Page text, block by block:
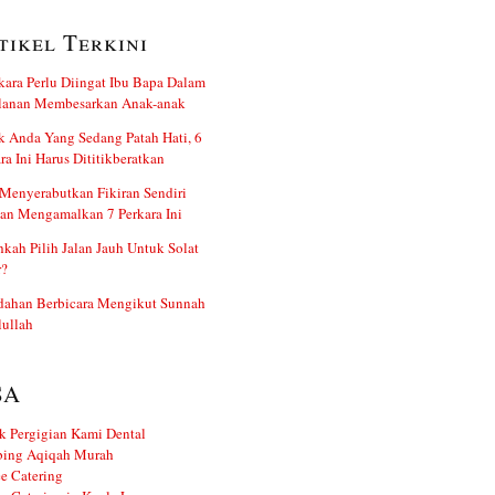
Terkini
Perlu Diingat Ibu Bapa Dalam
Membesarkan Anak-anak
Anda Yang Sedang Patah Hati, 6
Ini Harus Dititikberatkan
Fikiran Sendiri
Mengamalkan 7 Perkara Ini
Pilih Jalan Jauh Untuk Solat
Berbicara Mengikut Sunnah
Pergigian Kami Dental
Aqiqah Murah
Catering